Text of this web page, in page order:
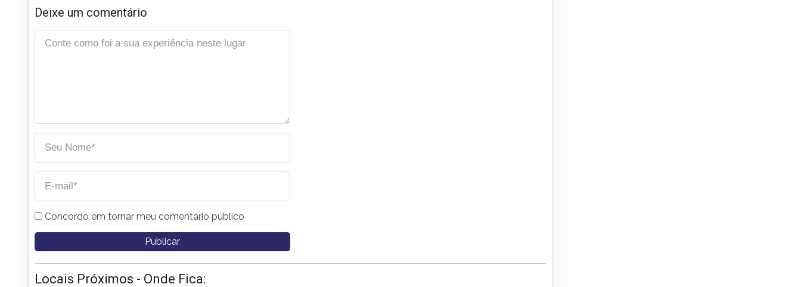
Deixe um comentário
Concordo em tornar meu comentário público
Locais Próximos - Onde Fica: